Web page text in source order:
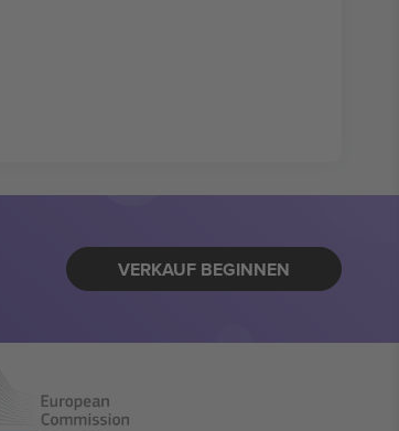
VERKAUF BEGINNEN